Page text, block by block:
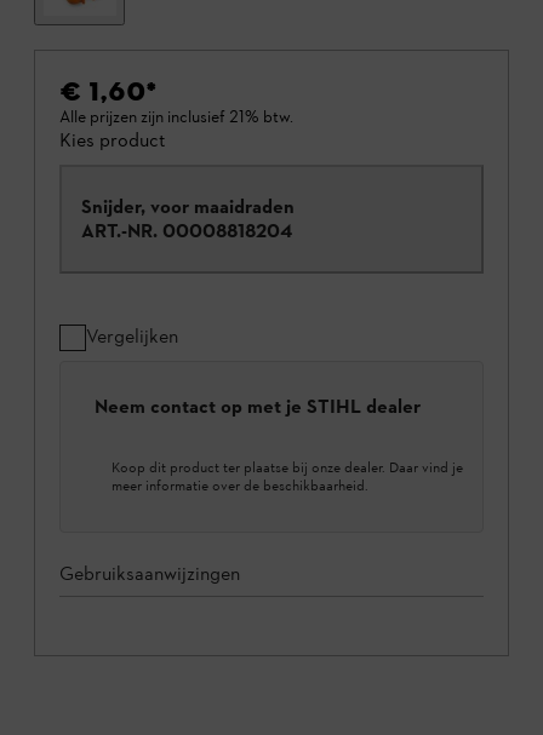
€ 1,60*
Alle prijzen zijn inclusief 21% btw.
Kies product
Snijder, voor maaidraden
ART.-NR. 00008818204
Vergelijken
Neem contact op met je STIHL dealer
Koop dit product ter plaatse bij onze dealer. Daar vind je
meer informatie over de beschikbaarheid.
Gebruiksaanwijzingen